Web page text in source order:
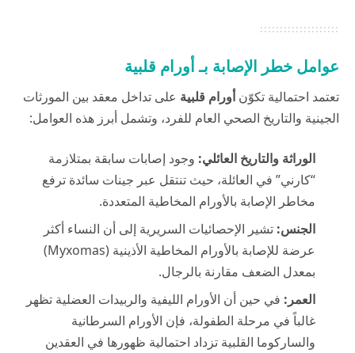
عوامل خطر الإصابة بـ أورام قلبية
تعتمد احتمالية تكوّنأورام قلبية على تداخل معقد بين المورثات
الجينية والتاريخ الصحي العام للفرد، وتشمل أبرز هذه العوامل:
الوراثة والتاريخ العائلي: وجود إصابات سابقة بمتلازمة
“كارني” في العائلة، حيث تنتقل عبر جينات سائدة ترفع
مخاطر الإصابة بالأورام المخاطية المتعددة.
الجنس: تشير الإحصائيات السريرية إلى أن النساء أكثر
عرضة للإصابة بالأورام المخاطية الأذينية (Myxomas)
بمعدل الضعف مقارنة بالرجال.
العمر: في حين أن الأورام الليفية والربيدات العضلية تظهر
غالباً في مرحلة الطفولة، فإن الأورام السرطانية
والساركوما القلبية تزداد احتمالية ظهورها في العقدين